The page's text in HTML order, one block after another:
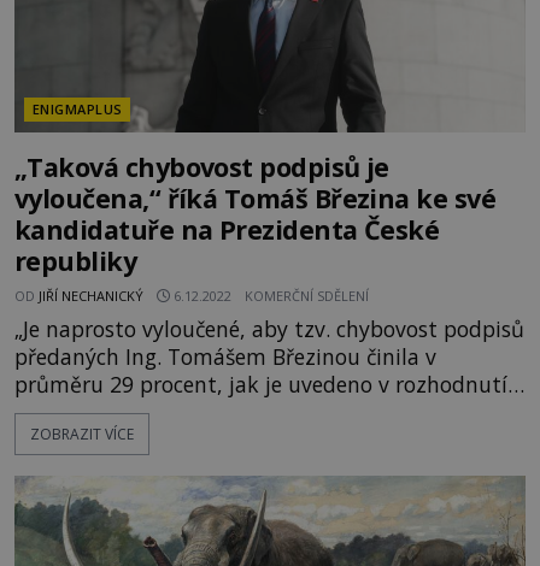
ENIGMAPLUS
„Taková chybovost podpisů je
vyloučena,“ říká Tomáš Březina ke své
kandidatuře na Prezidenta České
republiky
OD JIŘÍ NECHANICKÝ 6.12.2022 KOMERČNÍ SDĚLENÍ
„Je naprosto vyloučené, aby tzv. chybovost podpisů
předaných Ing. Tomášem Březinou činila v
průměru 29 procent, jak je uvedeno v rozhodnutí
MV ČR č.j. MV-193543-5/OV-2022 ze dne
25.11.2022,“ říká ve svém prohlášení Tomáš
neregistrování pana Ing. Tomáš Březiny mezi
zákonné kandidáty pro volbu prezidenta ČR dne
13. a 14. ledna 2023 1. Dne 25.11
ZOBRAZIT VÍCE